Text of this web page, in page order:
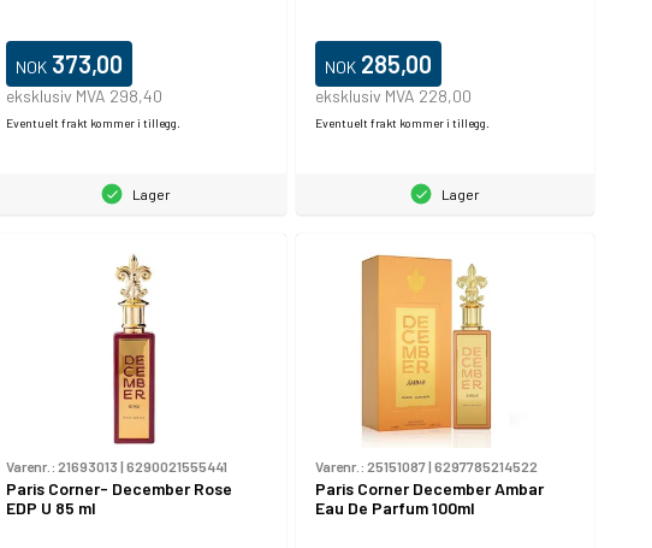
NOK 373,00
eksklusiv MVA 298,40
Eventuelt frakt kommer i tillegg.
Lager
NOK 285,00
eksklusiv MVA 228,00
Eventuelt frakt kommer i tillegg.
Lager
Varenr.: 21693013 | 6290021555441
Paris Corner- December Rose
EDP U 85 ml
Varenr.: 25151087| 6297785214522
Paris Corner December Ambar
Eau De Parfum 100ml